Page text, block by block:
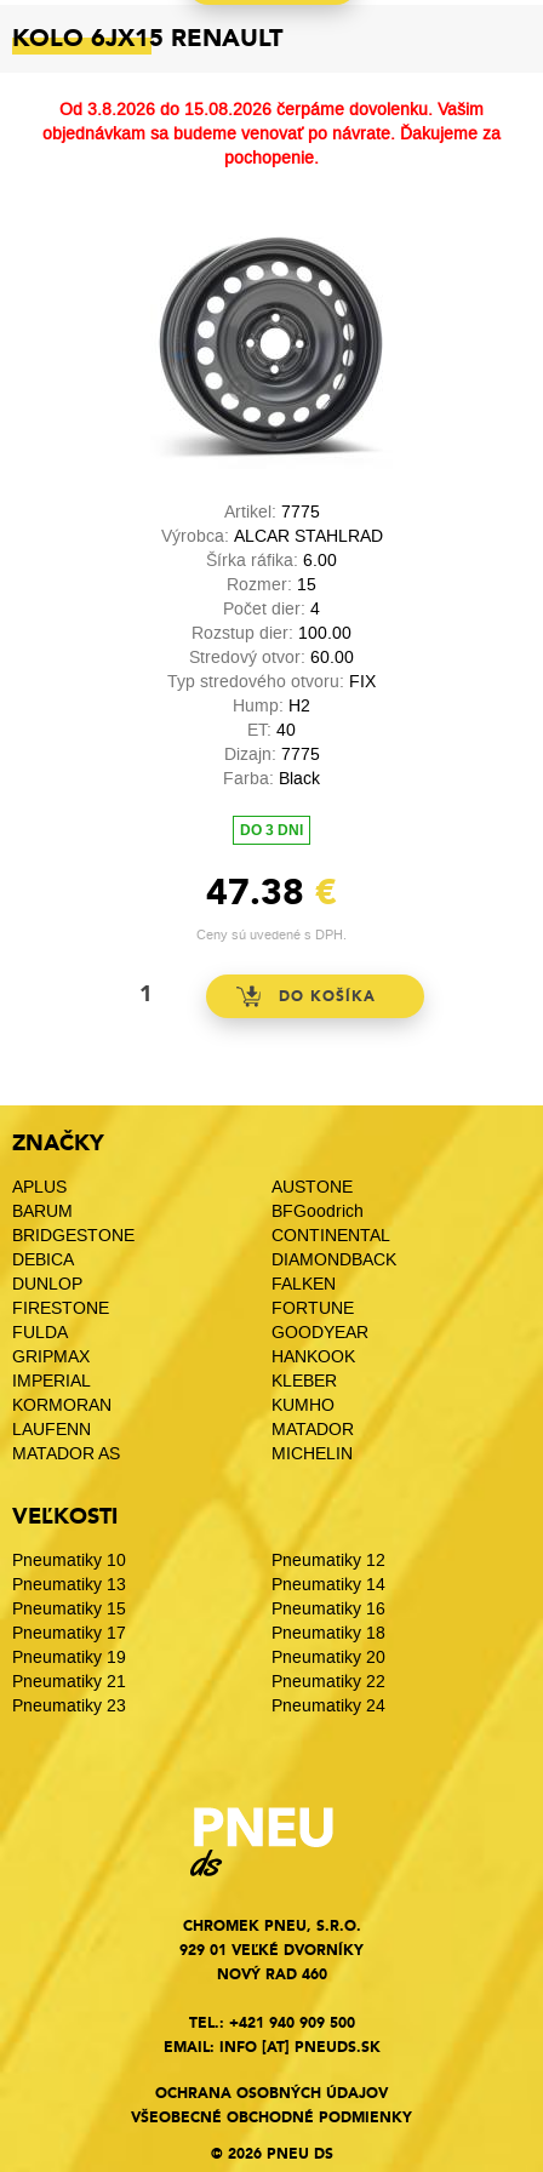
KOLO 6JX15 RENAULT
Od 3.8.2026 do 15.08.2026 čerpáme dovolenku. Vašim
objednávkam sa budeme venovať po návrate. Ďakujeme za
pochopenie.
Artikel: 7775
Výrobca: ALCAR STAHLRAD
Šírka ráfika: 6.00
Rozmer: 15
Počet dier: 4
Rozstup dier: 100.00
Stredový otvor: 60.00
Typ stredového otvoru: FIX
Hump: H2
ET: 40
Dizajn: 7775
Farba: Black
DO 3 DNI
47.38 €
Ceny sú uvedené s DPH.
користування складає лічені копійки. Такі умови зазвичай діють
для нових користувачів, які хочуть перевірити надійність сервісу
перед довгостроковою співпрацею. Це безпечний та прозорий
шлях до отримання грошей без фінансового тиску на власний
гаманець, що особливо актуально в періоди свят або відпусток.
ZNAČKY
APLUS
AUSTONE
BARUM
BFGoodrich
BRIDGESTONE
CONTINENTAL
DEBICA
DIAMONDBACK
DUNLOP
FALKEN
FIRESTONE
FORTUNE
FULDA
GOODYEAR
GRIPMAX
HANKOOK
IMPERIAL
KLEBER
KORMORAN
KUMHO
LAUFENN
MATADOR
MATADOR AS
MICHELIN
VEĽKOSTI
Pneumatiky 10
Pneumatiky 12
Pneumatiky 13
Pneumatiky 14
Pneumatiky 15
Pneumatiky 16
Pneumatiky 17
Pneumatiky 18
Pneumatiky 19
Pneumatiky 20
Pneumatiky 21
Pneumatiky 22
Pneumatiky 23
Pneumatiky 24
CHROMEK PNEU, S.R.O.
929 01 VEĽKÉ DVORNÍKY
NOVÝ RAD 460
TEL.: +421 940 909 500
EMAIL: INFO[AT] PNEUDS.SK
OCHRANA OSOBNÝCH ÚDAJOV
VŠEOBECNÉ OBCHODNÉ PODMIENKY
© 2026 PNEU DS